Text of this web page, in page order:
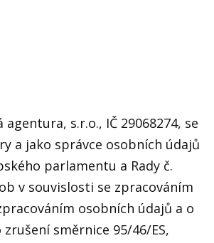
s.r.o., IČ 29068274, se
a jako správce osobních údajů
parlamentu a Rady č.
v souvislosti se zpracováním
osobních údajů a o
směrnice 95/46/ES,